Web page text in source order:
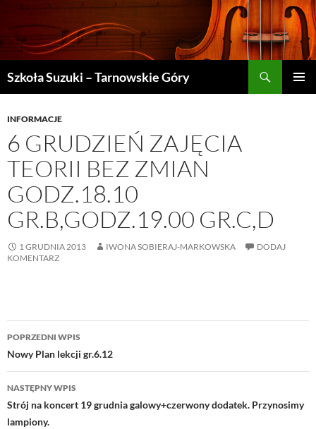
Szkoła Suzuki – Tarnowskie Góry
TREŚCI
INFORMACJE
6 GRUDZIEŃ ZAJĘCIA
TEORII BEZ ZMIAN
GODZ.18.10
GR.B,GODZ.19.00 GR.C,D
1 GRUDNIA 2013 IWONA SOBIERAJ-MARKOWSKA
DODAJ
KOMENTARZ
Nawigacja
wpisu
POPRZEDNI WPIS
Nowy Plan lekcji gr.6.12
NASTĘPNY WPIS
Strój na koncert 19 grudnia galowy+czerwony dodatek. Przynosimy
lampiony.